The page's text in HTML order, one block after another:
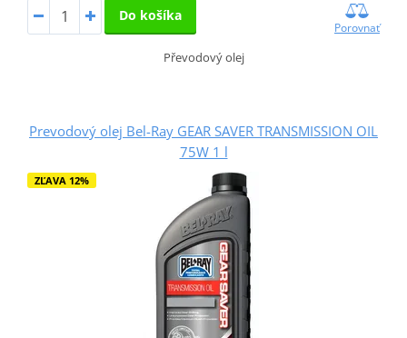
Do košíka
Porovnať
Převodový olej
Prevodový olej Bel-Ray GEAR SAVER TRANSMISSION OIL
75W 1 l
ZĽAVA 12%